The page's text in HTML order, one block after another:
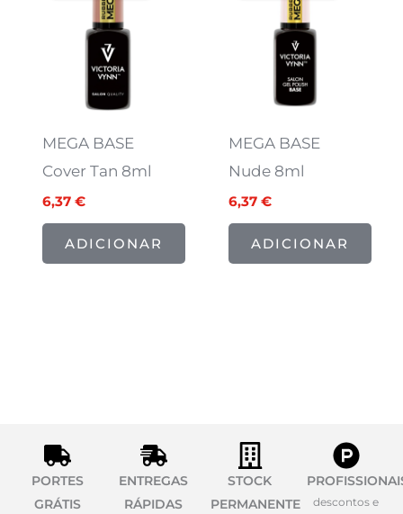
MEGA BASE
Cover Tan 8ml
6,37 €
6,37 €.
ADICIONAR
MEGA BASE
Nude 8ml
6,37€
6,37 €.
ADICIONAR
PORTES
GRÁTIS
ENTREGAS
RÁPIDAS
STOCK
PERMANENTE
descontos e